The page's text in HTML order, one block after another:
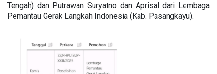
Tengah) dan Putrawan Suryatno dan Aprisal dari Lembaga
Pemantau Gerak Langkah Indonesia (Kab. Pasangkayu).